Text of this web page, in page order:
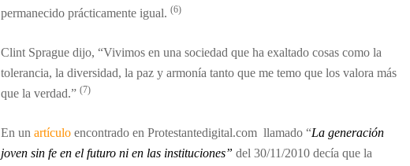
permanecido prácticamente igual. (6)
Clint Sprague dijo, “Vivimos en una sociedad que ha exaltado cosas como la
tolerancia, la diversidad, la paz y armonía tanto que me temo que los valora más
que la verdad.” (7)
En un artículo encontrado en Protestantedigital.com llamado “La generación
joven sin fe en el futuro ni en las instituciones” del 30/11/2010 decía que la